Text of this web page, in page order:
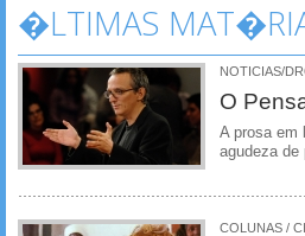
�LTIMAS
NOTICIAS/
O
A prosa em
agudeza de
COLUNAS /